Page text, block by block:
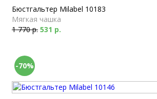
Бюстгальтер Milabel 10183
Мягкая чашка
1 770 р. 531 р.
-70%